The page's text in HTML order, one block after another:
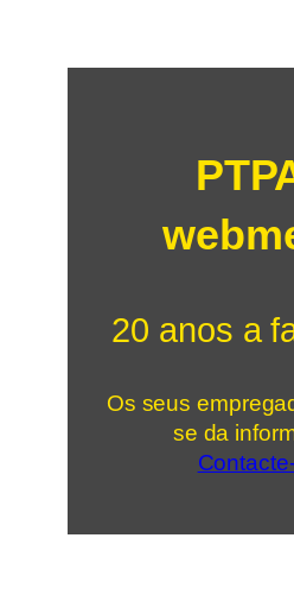
20 anos a
Os seus
se da